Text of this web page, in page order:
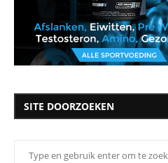
SITE DOORZOEKEN